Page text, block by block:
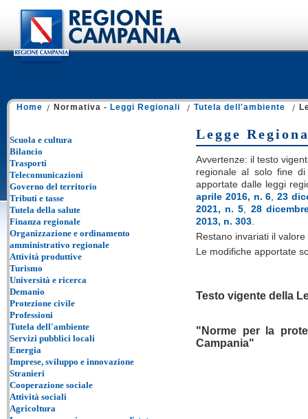
Home Normativa - Leggi Regionali Tutela dell'ambiente
Legge
Avvertenze: il testo
regionale al solo fine
apportate dalle leggi
aprile 2016, n. 6,23
2021, n. 5, 28
2013, n. 303.
Restano invariati il
Le modifiche apportate
Testo vigente della
"Norme per la
Campania"
Scuola e cultura
Bilancio
Trasporti
Telecomunicazioni
Governo del territorio
Tributi e tasse
Tutela della salute
Finanza regionale
Organizzazione e ordinamento
amministrativo regionale
Attività produttive
Turismo
Università e ricerca
Demanio
Protezione civile
Professioni
Tutela dell'ambiente
Servizi pubblici locali
Energia
Imprese, sviluppo e innovazione
Stranieri
Cooperazione sociale
Attività sociali
Agricoltura